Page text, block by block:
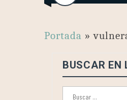
Portada »
BUSCAR EN